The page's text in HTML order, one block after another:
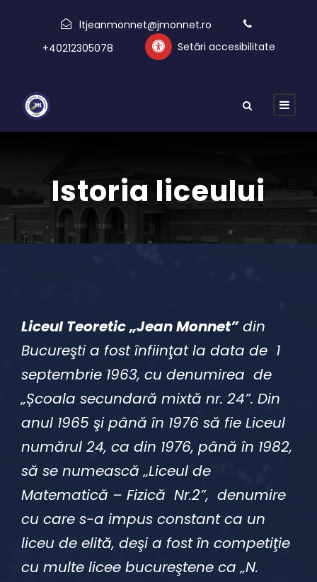
ltjeanmonnet@jmonnet.ro
+40212305078
Setări accesibilitate
Istoria liceului
Liceul Teoretic „Jean Monnet”din
Bucureşti a fost înfiinţat la data de 1
septembrie 1963, cu denumirea de
„Școala secundară mixtă nr. 24”. Din
anul 1965 şi până în 1976 să fie Liceul
numărul 24, ca din 1976, până în 1982,
să se numească „Liceul de
Matematică – Fizică Nr.2”, denumire
cu care s-a impus constant ca un
liceu de elită, deşi a fost în competiţie
cu multe licee bucureştene ca „N.